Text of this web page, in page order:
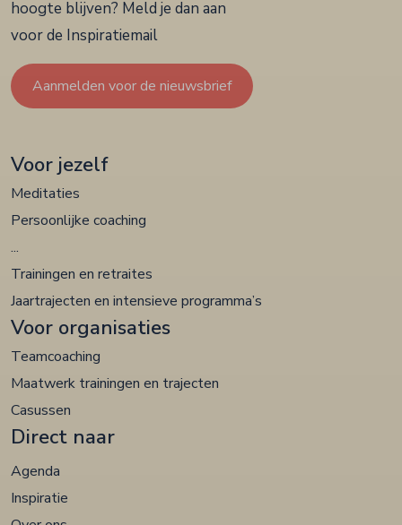
hoogte blijven? Meld je dan aan
voor de Inspiratiemail
Aanmelden voor de nieuwsbrief
Voor jezelf
Meditaties
Persoonlijke coaching
...
Trainingen en retraites
Jaartrajecten en intensieve programma’s
Voor organisaties
Teamcoaching
Maatwerk trainingen en trajecten
Casussen
Direct naar
Agenda
Inspiratie